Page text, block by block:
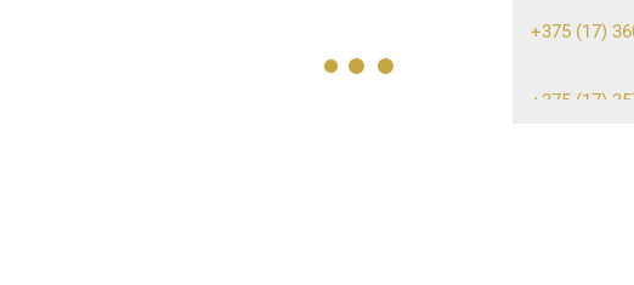
+375 (17)
+375 (17)